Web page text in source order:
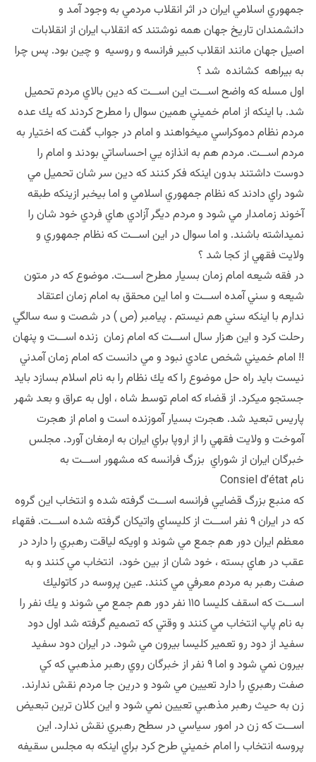
جمهوري اسلامي ايران در اثر انقلاب مردمي به وجود آمد و
دانشمندان تاريخ جهان همه نوشتند كه انقلاب ايران از انقلابات
اصيل جهان مانند انقلاب كبير فرانسه و روسيه و چين بود. پس چرا
به بيراهه كشانده شد ؟
اول مسله كه واضح اســت اين اســت كه دين بالاي مردم تحميل
شد. با اينكه از امام خميني همين سوال را مطرح كردند كه يك عده
مردم نظام دموكراسي ميخواهند و امام در جواب گفت كه اختيار به
مردم اســت. مردم هم به انذازه يي احساساتي بودند و امام را
دوست داشتند بدون اينكه فكر كنند كه دين سر شان تحميل مي
شود راي دادند كه نظام جمهوري اسلامي و اما بيخبر ازينكه طبقه
آخوند زمامدار مي شود و مردم ديگر آزادي هاي فردي خود شان را
نميداشته باشند. و اما سوال در اين اســت كه نظام جمهوري و
ولايت فقهي از كجا شد ؟
در فقه شيعه امام زمان بسيار مطرح اســت. موضوع كه در متون
شيعه و سني آمده اســت و اما اين محقق به امام زمان اعتقاد
ندارم با اينكه سني هم نيستم . پيامبر (ص ) در شصت و سه سالگي
رحلت كرد و اين هزار سال اســت كه امام زمان زنده اســت و پنهان
!! امام خميني شخص عادي نبود و مي دانست كه امام زمان آمدني
نيست بايد راه حل موضوع را كه يك نظام را به نام اسلام بسازد بايد
جستجو ميكرد. از قضاء كه امام توسط شاه ، اول به عراق و بعد شهر
پاريس تبعيد شد. هجرت بسيار آموزنده است و امام از هجرت
آموخت و ولايت فقهي را از اروپا براي ايران به ارمغان آورد. مجلس
خبرگان ايران از شوراي بزرگ فرانسه كه مشهور اســت به
نام Consiel d’état
كه منبع بزرگ قضايي فرانسه اســت گرفته شده و انتخاب اين گروه
كه در ايران ٩ نفر اســت از كليساي واتيكان گرفته شده اســت. فقهاء
معظم ايران دور هم جمع مي شوند و اويكه لياقت رهبري را دارد در
عقب در هاي بسته ، خود شان از بين خود، انتخاب مي كنند و به
صفت رهبر به مردم معرفي مي كنند. عين پروسه در كاتوليك
اســت كه اسقف كليسا ١١٥ نفر دور هم جمع مي شوند و يك نفر را
به نام پاپ انتخاب مي كنند و وقتي كه تصميم گرفته شد اول دود
سفيد از دود رو تعمير كليسا بيرون مي شود. در ايران دود سفيد
بيرون نمي شود و اما ٩ نفر از خبرگان روي رهبر مذهبي كه كي
صفت رهبري را دارد تعيين مي شود و درين جا مردم نقش ندارند.
زن به حيث رهبر مذهبي تعيين نمي شود و اين كلان ترين تبعيض
اســت كه زن در امور سياسي در سطح رهبري نقش ندارد. اين
پروسه انتخاب را امام خميني طرح كرد براي اينكه به مجلس سقيفه